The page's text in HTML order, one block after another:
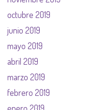
octubre 2019
junio 2019
mayo 2019
abril 2019
marzo 2019
febrero 2019